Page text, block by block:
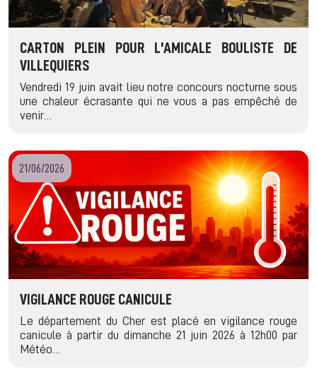
CARTON PLEIN POUR L'AMICALE BOULISTE DE
VILLEQUIERS
Vendredi 19 juin avait lieu notre concours nocturne sous
une chaleur écrasante qui ne vous a pas empêché de
venir…
21/06/2026
VIGILANCE ROUGE CANICULE
Le département du Cher est placé en vigilance rouge
canicule à partir du dimanche 21 juin 2026 à 12h00 par
Météo…